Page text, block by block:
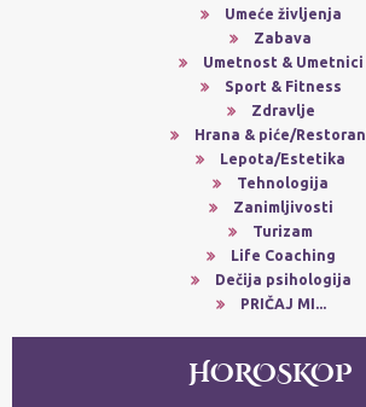
Umeće življenja
Zabava
Umetnost & Umetnici
Sport & Fitness
Zdravlje
Hrana & piće/
Lepota/Estetika
Tehnologija
Zanimljivosti
Turizam
Life Coaching
Dečija psihologija
PRIČAJ MI...
HOROSKOP